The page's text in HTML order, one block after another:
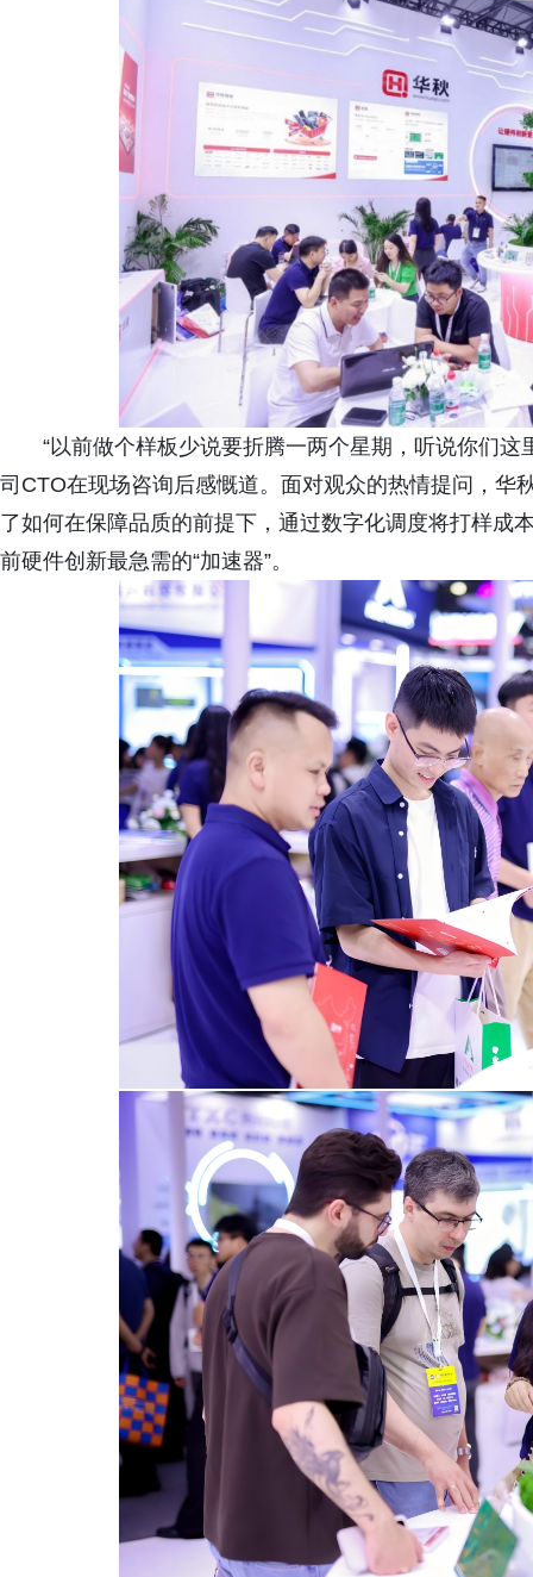
“以前做个样板少说要折腾一两个星期，听说你们
司CTO在现场咨询后感慨道。面对观众的热情提问，华
了如何在保障品质的前提下，通过数字化调度将打样成
前硬件创新最急需的“加速器”。